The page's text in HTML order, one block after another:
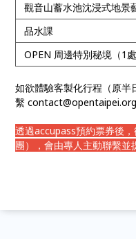
觀音山蓄水池沈浸式地景
品水課
OPEN 周邊特別秘境（1處
如欲體驗客製化行程（原半
繫 contact@opentaipei.org
透過accupass預約票券後
團），會由專人主動聯繫並